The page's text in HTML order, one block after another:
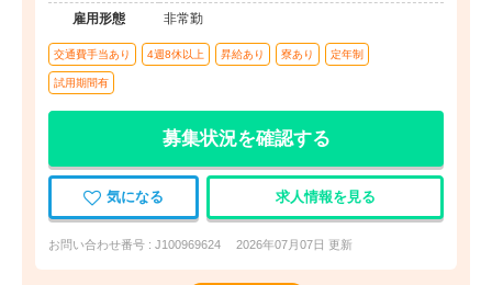
雇用形態
非常勤
交通費手当あり 4週8休以上 昇給あり 寮あり 定年制
試用期間有
募集状況を確認する
気になる 求人情報を見る
お問い合わせ番号 : J100969624 2026年07月07日 更新